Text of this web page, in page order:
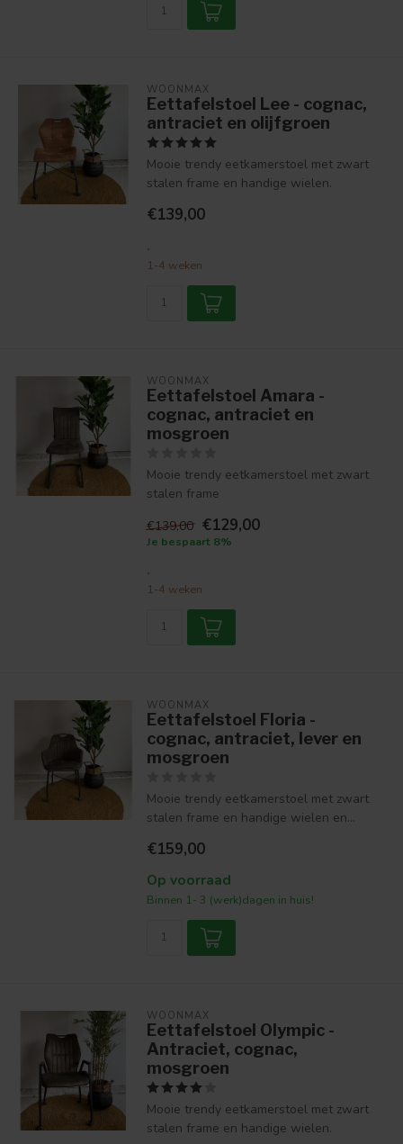
WOONMAX
Eettafelstoel Lee - cognac,
antraciet en olijfgroen
Mooie trendy eetkamerstoel met zwart
stalen frame en handige wielen.
€139,00
.
1-4 weken
WOONMAX
Eettafelstoel Amara -
cognac, antraciet en
mosgroen
Mooie trendy eetkamerstoel met zwart
stalen frame
€139,00 €129,00
Je bespaart 8%
.
1-4 weken
WOONMAX
Eettafelstoel Floria -
cognac, antraciet, lever en
mosgroen
Mooie trendy eetkamerstoel met zwart
stalen frame en handige wielen en...
€159,00
Op voorraad
Binnen 1- 3 (werk)dagen in huis!
WOONMAX
Eettafelstoel Olympic -
Antraciet, cognac,
mosgroen
Mooie trendy eetkamerstoel met zwart
stalen frame en handige wielen.